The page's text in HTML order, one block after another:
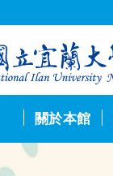
關於本館